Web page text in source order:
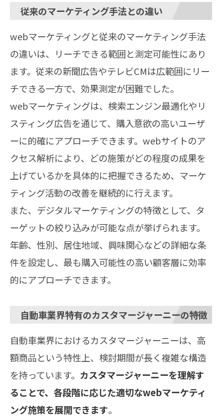
従来のマーケティング手法との違い
webマーケティングと従来のマーケティング手法
の違いは、リーチできる範囲と測定可能性にあり
ます。従来の新聞広告やテレビCMは広範囲にリー
チできる一方で、効果測定が困難でした。
webマーケティングは、検索エンジン最適化やリ
スティング広告を通じて、購入意欲の高いユーザ
ーに的確にアプローチできます。webサイトのア
クセス解析により、どの施策がどの程度の成果を
上げているかを具体的に把握できるため、マーケ
ティング活動の改善を継続的に行えます。
また、デジタルマーケティングの特徴として、タ
ーゲットの絞り込みが可能な点が挙げられます。
年齢、性別、居住地域、興味関心などの詳細な条
件を設定し、最も購入可能性の高い顧客層に効率
的にアプローチできます。
自動車業界特有のカスタマージャーニーの特徴
自動車業界におけるカスタマージャーニーは、高
額商品という特性上、検討期間が長く複雑な構造
を持っています。 カスタマージャーニーを理解す
ることで、各段階に応じた適切なwebマーケティ
ング施策を展開できます。